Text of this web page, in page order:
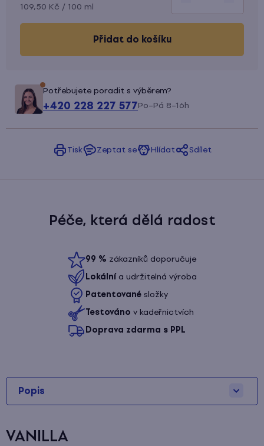
Měrná
109,50 Kč / 100 ml
do košíku
Potřebujete poradit s výběrem?
+420 228 227 577Po–Pá 8–16h
Tisk Zeptat se Hlídat Sdílet
Péče, která dělá radost
99 % zákazníků doporučuje
Lokálnía udržitelná výroba
Patentovanésložky
Testováno v kadeřnictvích
Doprava zdarma s PPL
Popis
VANILLA